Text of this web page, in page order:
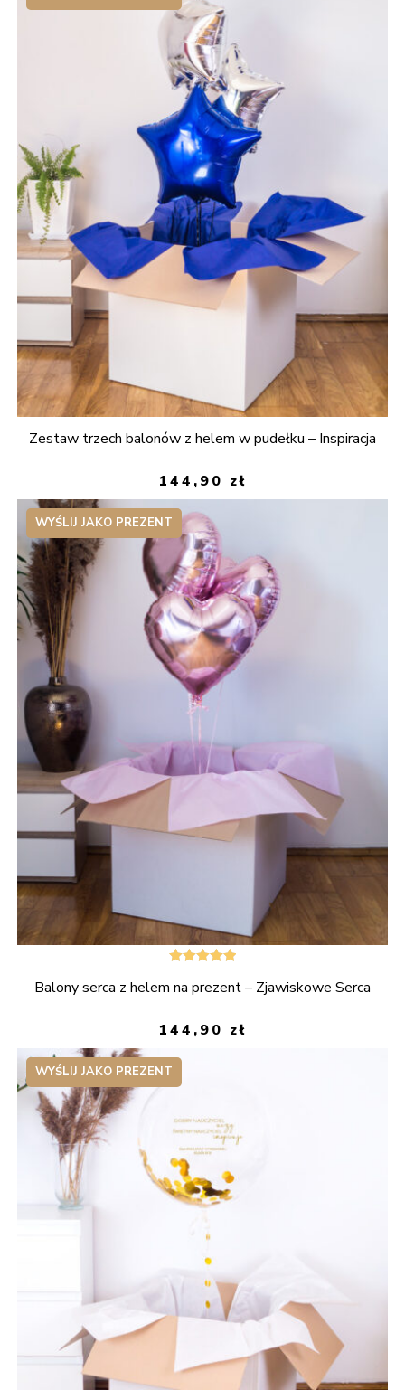
Zestaw trzech balonów z helem w pudełku – Inspiracja
144,90 zł
WYŚLIJ JAKO PREZENT
5.00na 5
Balony serca z helem na prezent – Zjawiskowe Serca
144,90 zł
WYŚLIJ JAKO PREZENT